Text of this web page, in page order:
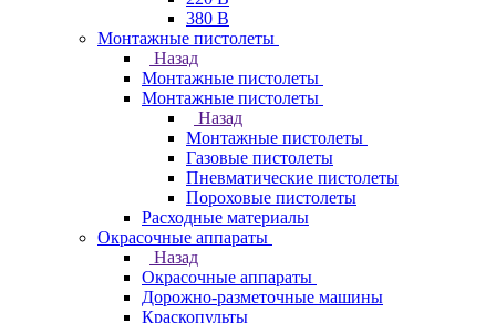
380 В
Монтажные пистолеты
Назад
Монтажные пистолеты
Монтажные пистолеты
Назад
Монтажные пистолеты
Газовые пистолеты
Пневматические пистолеты
Пороховые пистолеты
Расходные материалы
Окрасочные аппараты
Назад
Окрасочные аппараты
Дорожно-разметочные машины
Краскопульты